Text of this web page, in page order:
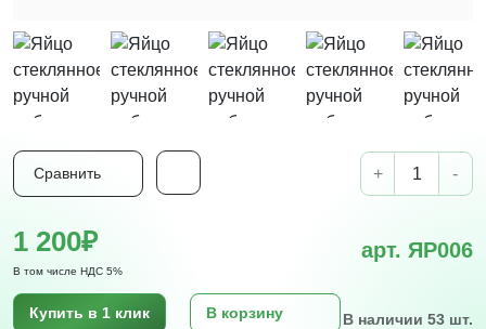
Сравнить + -
1 200₽
В том числе НДС 5%
арт. ЯР006
Купить в 1 клик В корзину В наличии 53 шт.